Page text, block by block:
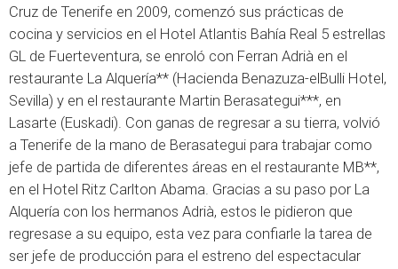
Cruz de Tenerife en 2009, comenzó sus prácticas de
cocina y servicios en el Hotel Atlantis Bahía Real 5 estrellas
GL de Fuerteventura, se enroló con Ferran Adrià en el
restaurante La Alquería** (Hacienda Benazuza-elBulli Hotel,
Sevilla) y en el restaurante Martin Berasategui***, en
Lasarte (Euskadi). Con ganas de regresar a su tierra, volvió
a Tenerife de la mano de Berasategui para trabajar como
jefe de partida de diferentes áreas en el restaurante MB**,
en el Hotel Ritz Carlton Abama. Gracias a su paso por La
Alquería con los hermanos Adrià, estos le pidieron que
regresase a su equipo, esta vez para confiarle la tarea de
ser jefe de producción para el estreno del espectacular